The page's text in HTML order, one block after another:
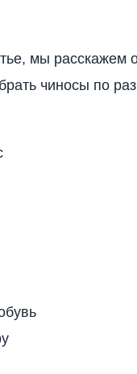
мы расскажем
чиносы по